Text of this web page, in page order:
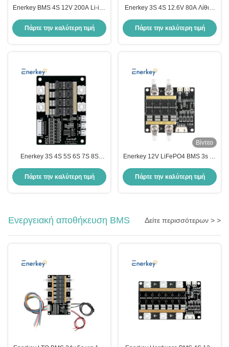
Enerkey BMS 4S 12V 200A Li-ion
μπαταρίας Πίνακας προστασίας
PCB με ισορροπία
Πάρτε την καλύτερη τιμή
Enerkey 3S 4S 12.6V 80A Λίθιο-
BMS για ηλεκτρολογικά
εργαλεία/UPS/Πακέτο προστασίας
Πάρτε την καλύτερη τιμή
Enerkey 3S 4S 5S 6S 7S 8S
για μπαταρία 12V 16V 20V 24V
28V 32V 18650
Πάρτε την καλύτερη τιμή
Βίντεο
Enerkey 12V LiFePO4 BMS 3s 4s
μπαταρίας BMS Πίνακας
προστασίας Ισορροπία
Πάρτε την καλύτερη τιμή
Ενεργειακή αποθήκευση BMS Δείτε περισσότερων > >